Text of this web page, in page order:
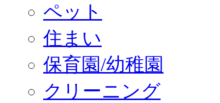
ペット
住まい
保育園/幼稚園
クリーニング